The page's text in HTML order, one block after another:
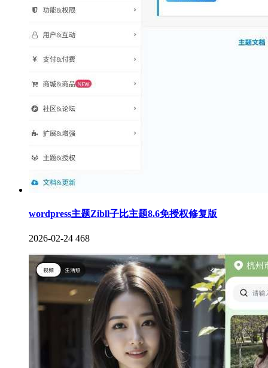
wordpress主题Zibll子比主题8.6免授权修复版
2026-02-24 468